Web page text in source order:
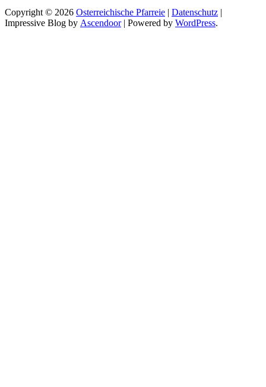
Copyright © 2026 Osterreichische Pfarreie | Datenschutz |
Impressive Blog by Ascendoor| Powered by WordPress.